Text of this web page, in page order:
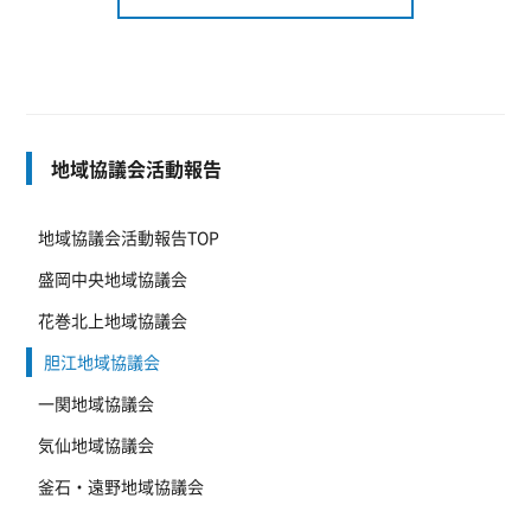
地域協議会活動報告
地域協議会活動報告TOP
盛岡中央地域協議会
花巻北上地域協議会
胆江地域協議会
一関地域協議会
気仙地域協議会
釜石・遠野地域協議会